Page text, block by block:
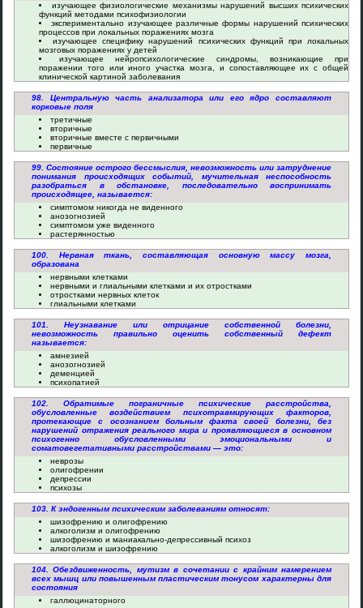
изучающее физиологические механизмы нарушений высших психических
функций методами психофизиологии
экспериментально изучающее различные формы нарушений психических
процессов при локальных поражениях мозга
изучающее специфику нарушений психических функций при локальных
мозговых поражениях у детей
изучающее нейропсихологические синдромы, возникающие при
поражении того или иного участка мозга, и сопоставляющее их с общей
клинической картиной заболевания
98. Центральную часть анализатора или его ядро составляют
корковые поля
третичные
вторичные
вторичные вместе с первичными
первичные
99. Состояние острого бессмыслия, невозможность или затруднение
понимания происходящих событий, мучительная неспособность
разобраться в обстановке, последовательно воспринимать
происходящее, называется:
симптомом никогда не виденного
анозогнозией
симптомом уже виденного
растерянностью
100. Нервная ткань, составляющая основную массу мозга,
образована
нервными клетками
нервными и глиальными клетками и их отростками
отростками нервных клеток
глиальными клетками
101. Неузнавание или отрицание собственной болезни,
невозможность правильно оценить собственный дефект
называется:
амнезией
анозогнозией
деменцией
психопатией
102. Обратимые пограничные психические расстройства,
обусловленные воздействием психотравмирующих факторов,
протекающие с осознанием больным факта своей болезни, без
нарушений отражения реального мира и проявляющиеся в основном
психогенно обусловленными эмоциональными и
соматовегетативными расстройствами — это:
неврозы
олигофрении
депрессии
психозы
103. К эндогенным психическим заболеваниям относят:
шизофрению и олигофрению
алкоголизм и олигофрению
шизофрению и маниакально-депрессивный психоз
алкоголизм и шизофрению
104. Обездвиженность, мутизм в сочетании с крайним намерением
всех мышц или повышенным пластическим тонусом характерны для
состояния
галлюцинаторного